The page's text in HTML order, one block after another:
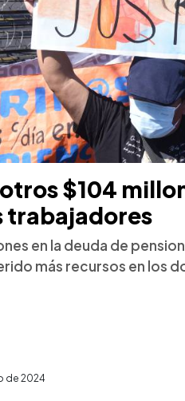
$104
trabajadores
en la deuda de
más recursos en los
de 2024